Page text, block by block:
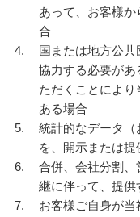
あって、お客様
合
国または地方公共
協力する必要が
ただくことによ
ある場合
統計的なデータ（
を、開示または提
合併、会社分割
継に伴って、提供
お客様ご自身が